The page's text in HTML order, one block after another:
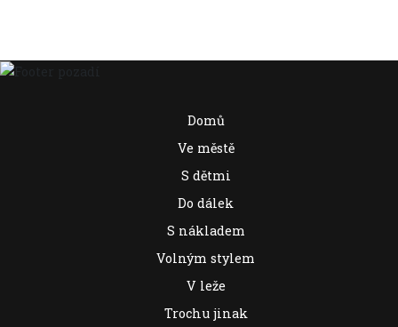
Domů
Ve městě
S dětmi
Do dálek
S nákladem
Volným stylem
V leže
Trochu jinak